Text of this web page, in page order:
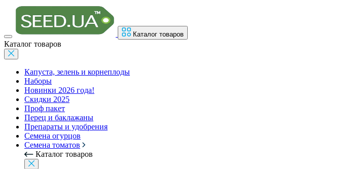
Каталог товаров
Каталог товаров
Капуста, зелень и корнеплоды
Наборы
Новинки 2026 года!
Скидки 2025
Проф пакет
Перец и баклажаны
Препараты и удобрения
Семена огурцов
Семена томатов
Каталог товаров